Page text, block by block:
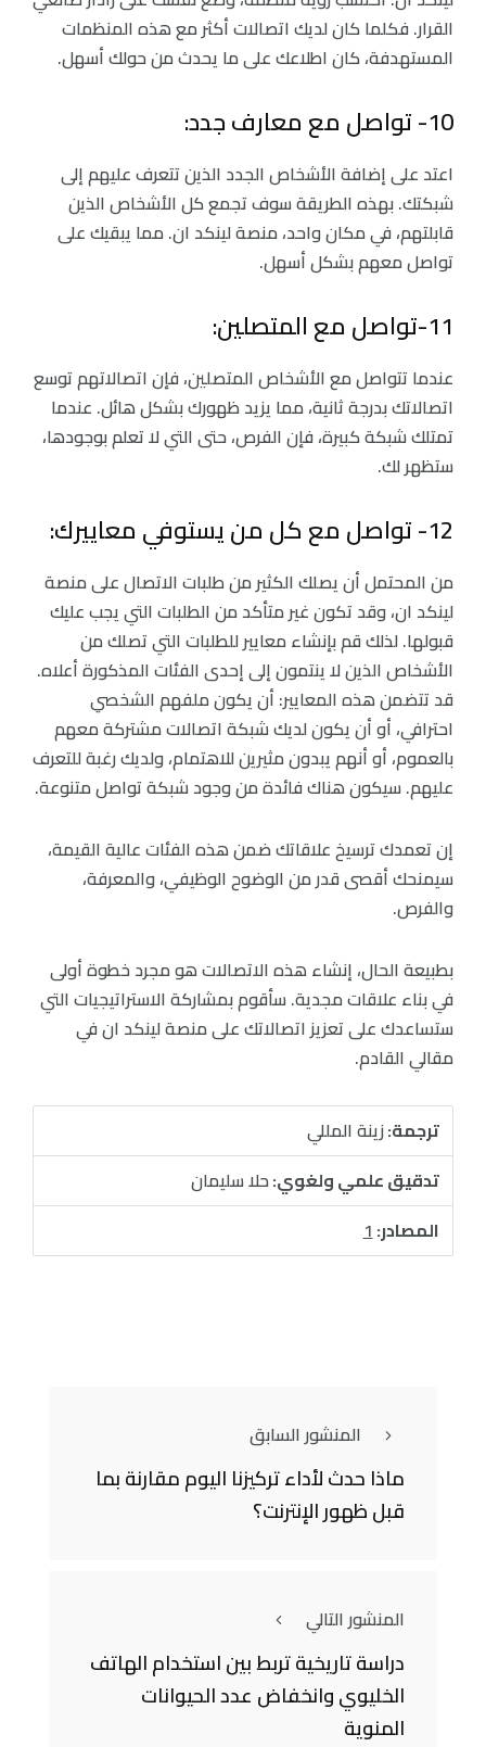
القرار. فكلما كان لديك اتصالات أكثر مع هذه المنظمات
المستهدفة، كان اطلاعك على ما يحدث من حولك أسهل.
10- تواصل مع معارف جدد:
اعتد على إضافة الأشخاص الجدد الذين تتعرف عليهم إلى
شبكتك. بهذه الطريقة سوف تجمع كل الأشخاص الذين
قابلتهم، في مكان واحد، منصة لينكد ان. مما يبقيك على
تواصل معهم بشكل أسهل.
11-تواصل مع المتصلين:
عندما تتواصل مع الأشخاص المتصلين، فإن اتصالاتهم توسع
اتصالاتك بدرجة ثانية، مما يزيد ظهورك بشكل هائل. عندما
تمتلك شبكة كبيرة، فإن الفرص، حتى التي لا تعلم بوجودها،
ستظهر لك.
12- تواصل مع كل من يستوفي معاييرك:
من المحتمل أن يصلك الكثير من طلبات الاتصال على منصة
لينكد ان، وقد تكون غير متأكد من الطلبات التي يجب عليك
قبولها. لذلك قم بإنشاء معايير للطلبات التي تصلك من
الأشخاص الذين لا ينتمون إلى إحدى الفئات المذكورة أعلاه.
قد تتضمن هذه المعايير: أن يكون ملفهم الشخصي
احترافي، أو أن يكون لديك شبكة اتصالات مشتركة معهم
بالعموم، أو أنهم يبدون مثيرين للاهتمام، ولديك رغبة للتعرف
عليهم. سيكون هناك فائدة من وجود شبكة تواصل متنوعة.
إن تعمدك ترسيخ علاقاتك ضمن هذه الفئات عالية القيمة،
سيمنحك أقصى قدر من الوضوح الوظيفي، والمعرفة،
والفرص.
بطبيعة الحال، إنشاء هذه الاتصالات هو مجرد خطوة أولى
في بناء علاقات مجدية. سأقوم بمشاركة الاستراتيجيات التي
ستساعدك على تعزيز اتصالاتك على منصة لينكد ان في
مقالي القادم.
ترجمة:زينة المللي
تدقيق علمي ولغوي:حلا سليمان
المصادر:1
المنشور السابق
ماذا حدث لأداء تركيزنا اليوم مقارنة بما
قبل ظهور الإنترنت؟
المنشور التالي
دراسة تاريخية تربط بين استخدام الهاتف
الخليوي وانخفاض عدد الحيوانات
المنوية